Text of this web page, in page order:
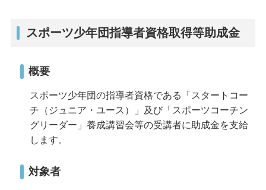
スポーツ少年団指導者資格取得等助成金
概要
スポーツ少年団の指導者資格である「スタートコー
チ（ジュニア・ユース）」及び「スポーツコーチン
グリーダー」養成講習会等の受講者に助成金を支給
します。
対象者